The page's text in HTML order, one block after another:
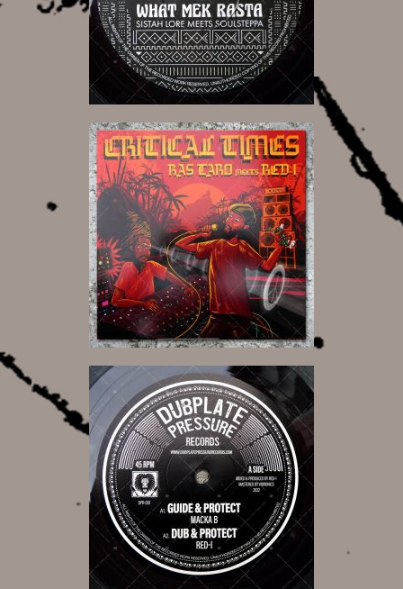
15,00 €
20,00 €
16,00 €